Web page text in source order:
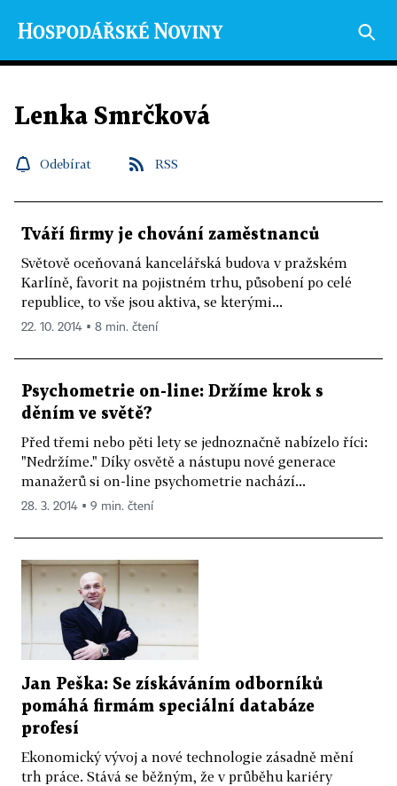
Lenka Smrčková
Odebírat RSS
Tváří firmy je chování zaměstnanců
Světově oceňovaná kancelářská budova v pražském
Karlíně, favorit na pojistném trhu, působení po celé
republice, to vše jsou aktiva, se kterými...
22. 10. 2014 ▪ 8 min. čtení
Psychometrie on-line: Držíme krok s
děním ve světě?
Před třemi nebo pěti lety se jednoznačně nabízelo říci:
"Nedržíme." Díky osvětě a nástupu nové generace
manažerů si on-line psychometrie nachází...
28. 3. 2014 ▪ 9 min. čtení
Jan Peška: Se získáváním odborníků
pomáhá firmám speciální databáze
profesí
Ekonomický vývoj a nové technologie zásadně mění
trh práce. Stává se běžným, že v průběhu kariéry